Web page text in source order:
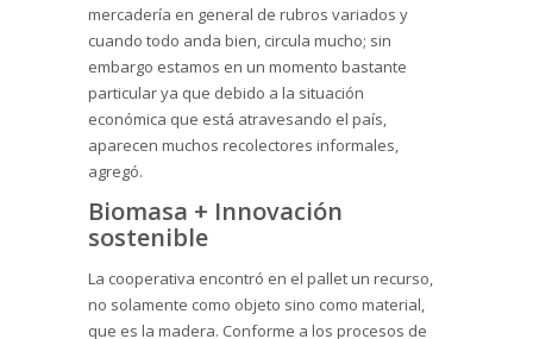
mercadería en general de rubros variados y
cuando todo anda bien, circula mucho; sin
embargo estamos en un momento bastante
particular ya que debido a la situación
económica que está atravesando el país,
aparecen muchos recolectores informales,
agregó.
Biomasa + Innovación
sostenible
La cooperativa encontró en el pallet un recurso,
no solamente como objeto sino como material,
que es la madera. Conforme a los procesos de